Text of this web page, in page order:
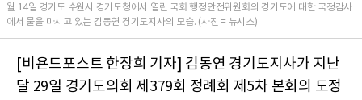
월 14일 경기도 수원시 경기도청에서 열린 국회 행정안전위원회의 경기도에 대한 국정감사
에서 물을 마시고 있는 김동연 경기도지사의 모습. (사진 = 뉴시스)
[비욘드포스트 한장희 기자] 김동연 경기도지사가 지난
달 29일 경기도의회 제379회 정례회 제5차 본회의 도정